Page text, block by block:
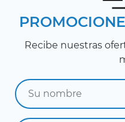
Recibe nuestras